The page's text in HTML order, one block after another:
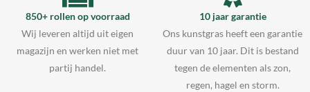
850+ rollen op voorraad
Wij leveren altijd uit eigen
magazijn en werken niet met
partij handel.
10 jaar garantie
Ons kunstgras heeft een garantie
duur van 10 jaar. Dit is bestand
tegen de elementen als zon,
regen, hagel en storm.